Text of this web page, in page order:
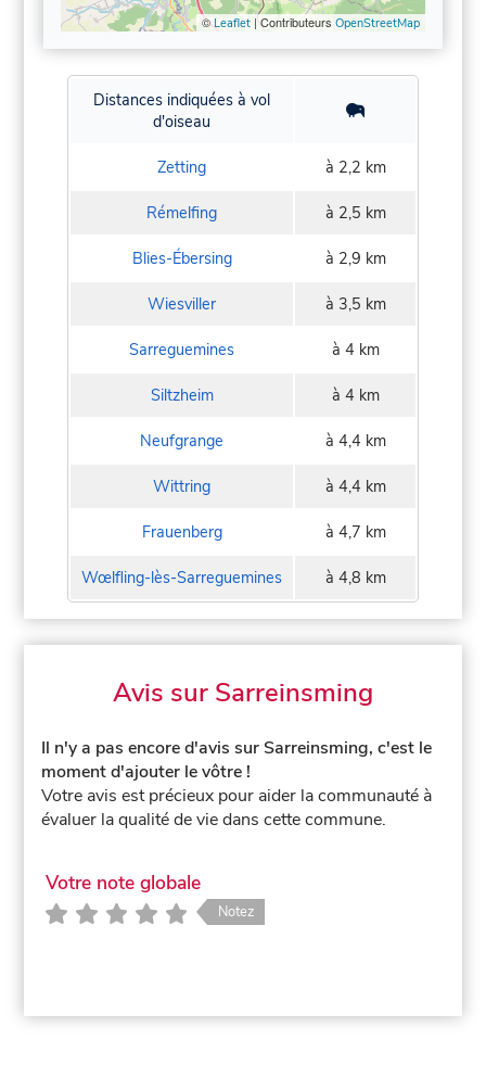
©Leaflet| Contributeurs OpenStreetMap
Distances indiquées à vol
d'oiseau
Zetting à 2,2 km
Rémelfing à 2,5 km
Blies-Ébersing à 2,9 km
Wiesviller à 3,5 km
Sarreguemines à 4 km
Siltzheim à 4 km
Neufgrange à 4,4 km
Wittring à 4,4 km
Frauenberg à 4,7 km
Wœlfling-lès-Sarreguemines à 4,8 km
Avis sur Sarreinsming
Il n'y a pas encore d'avis sur Sarreinsming, c'est le
moment d'ajouter le vôtre !
Votre avis est précieux pour aider la communauté à
évaluer la qualité de vie dans cette commune.
Votre note globale
Notez